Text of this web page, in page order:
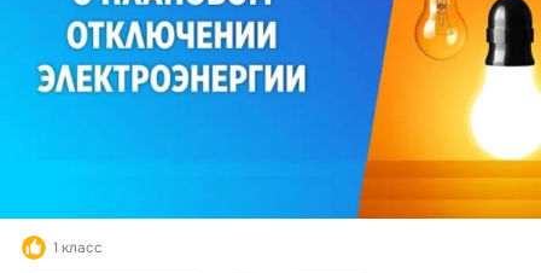
1 класс